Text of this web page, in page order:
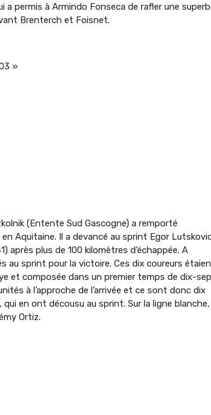
a permis à Armindo Fonseca de rafler une
Brenterch et Foisnet.
»
(Entente Sud Gascogne) a remporté
Aquitaine. Il a devancé au sprint Egor
après plus de 100 kilomètres d’échappée. A
au sprint pour la victoire. Ces dix coureurs
et composée dans un premier temps de dix-
à l’approche de l’arrivée et ce sont donc dix
en ont décousu au sprint. Sur la ligne blanche,
Ortiz.